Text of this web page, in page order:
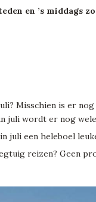
en ’s middags
Misschien is er
juli wordt er nog
juli een heleboel
reizen? Geen